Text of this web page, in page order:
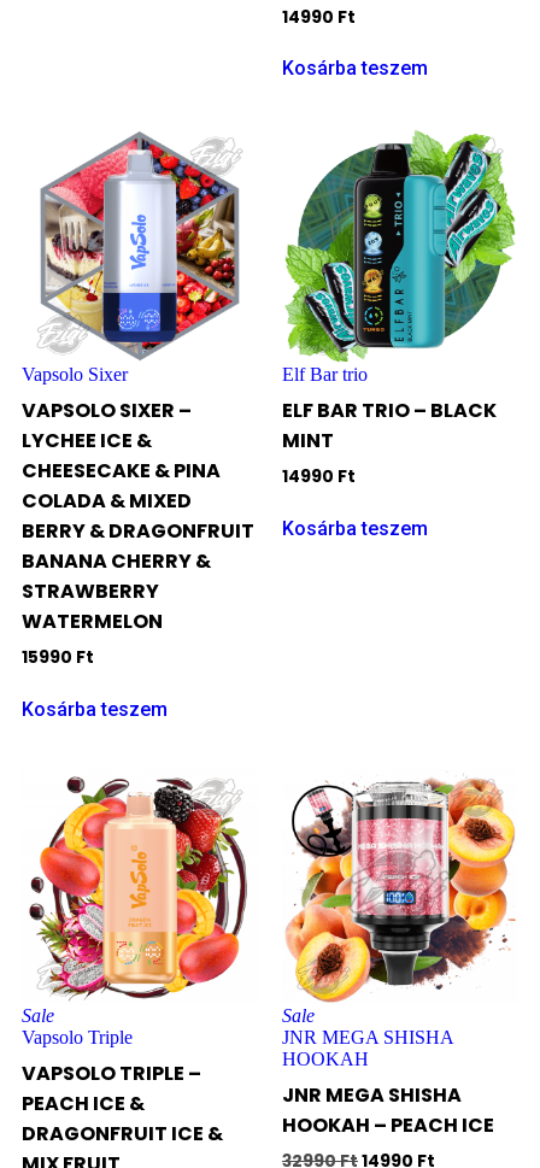
14990 Ft
Kosárba teszem
Vapsolo Sixer
VAPSOLO SIXER –
LYCHEE ICE &
CHEESECAKE & PINA
COLADA & MIXED
BERRY & DRAGONFRUIT
BANANA CHERRY &
STRAWBERRY
WATERMELON
15990 Ft
Kosárba teszem
Elf Bar trio
ELF BAR TRIO – BLACK
MINT
14990 Ft
Kosárba teszem
Sale
Vapsolo Triple
VAPSOLO TRIPLE –
PEACH ICE &
DRAGONFRUIT ICE &
Sale
JNR MEGA SHISHA
HOOKAH
JNR MEGA SHISHA
HOOKAH – PEACH ICE
32990Ft14990 Ft